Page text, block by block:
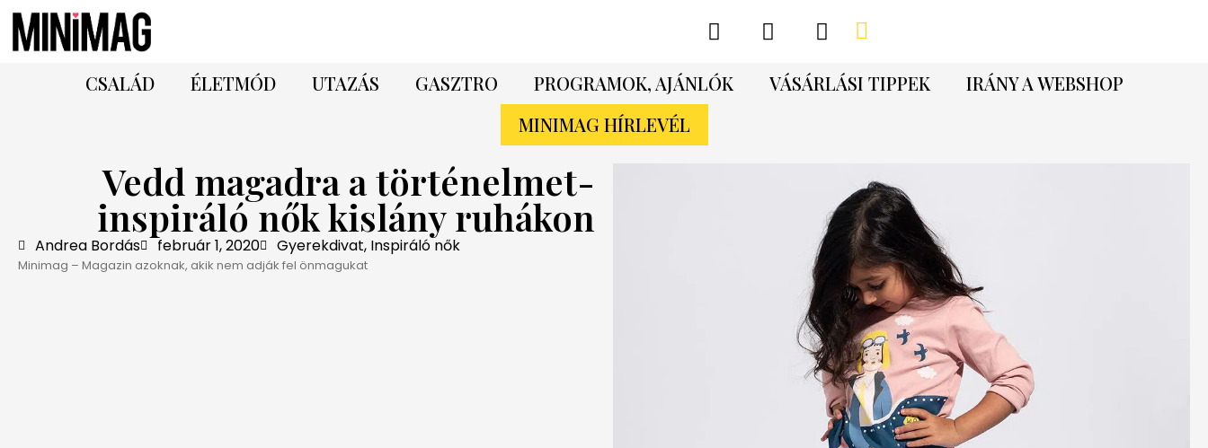
CSALÁD ÉLETMÓD UTAZÁS GASZTRO PROGRAMOK, AJÁNLÓK VÁSÁRLÁSI TIPPEK
IRÁNY A WEBSHOP
MINIMAG HÍRLEVÉL
Vedd magadra a történelmet-
inspiráló nők kislány ruhákon
Andrea Bordás február 1, 2020 Gyerekdivat, Inspiráló nők
Minimag – Magazin azoknak, akik nem adják fel önmagukat